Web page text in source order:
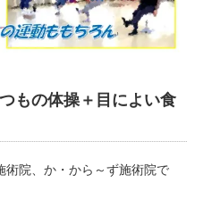
もの体操＋目によい食
院、か・から～ず施術院で